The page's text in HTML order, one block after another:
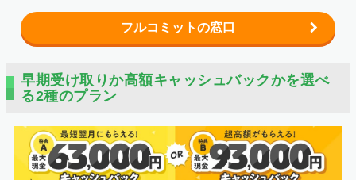
ます。
開通工事が終わったら、周辺機器の設定をしてauひかり
STEP3
キャッシュバックの申請をする
フルコミットの窓口
早期受け取りか高額キャッシュバックかを選べ
る2種のプラン